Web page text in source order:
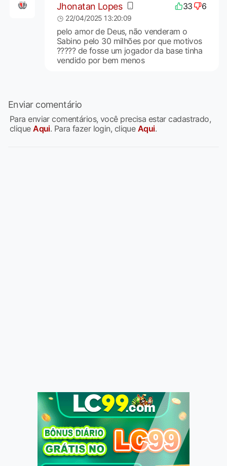
Jhonatan Lopes 33 6
22/04/2025 13:20:09
pelo amor de Deus, não venderam o
Sabino pelo 30 milhões por que motivos
????? de fosse um jogador da base tinha
vendido por bem menos
Enviar comentário
Para enviar comentários, você precisa estar cadastrado,
cliqueAqui. Para fazer login, clique Aqui.